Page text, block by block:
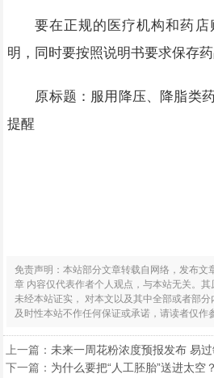
要在正规的医疗机构和药
明，同时要按照说明书要求保存药
原标题：服用降压、降脂类
提醒
免责声明：本站部分文章转载自网络，发布文
章 内容仅代表作者个人观点，与本站无关。
未经本站证实， 对本文以及其中全部或者部分
及时性本站不作任何保证或承诺，请读者仅作
上一篇：未来一周花粉浓度预报发布 易
下一篇： 为什么要把“人工胚胎”送进太空？